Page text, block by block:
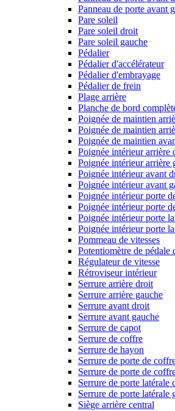
Panneau de porte avant
Pare soleil
Pare soleil droit
Pare soleil gauche
Pédalier
Pédalier d'accélérateur
Pédalier d'embrayage
Pédalier de frein
Plage arrière
Planche de bord
Poignée de maintien
Poignée de maintien
Poignée de maintien
Poignée intérieur arrière
Poignée intérieur arrière
Poignée intérieur avant
Poignée intérieur avant
Poignée intérieur porte
Poignée intérieur porte
Poignée intérieur porte
Poignée intérieur porte
Pommeau de vitesses
Potentiomètre de pédale
Régulateur de vitesse
Rétroviseur intérieur
Serrure arrière droit
Serrure arrière gauche
Serrure avant droit
Serrure avant gauche
Serrure de capot
Serrure de coffre
Serrure de hayon
Serrure de porte de
Serrure de porte de
Serrure de porte latérale
Serrure de porte latérale
Siège arrière central